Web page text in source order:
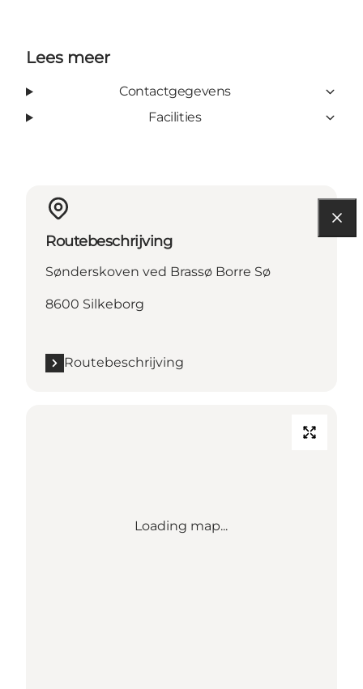
Lees meer
Contactgegevens
Facilities
Routebeschrijving
Sønderskoven ved Brassø Borre Sø
8600 Silkeborg
Routebeschrijving
Loading map...